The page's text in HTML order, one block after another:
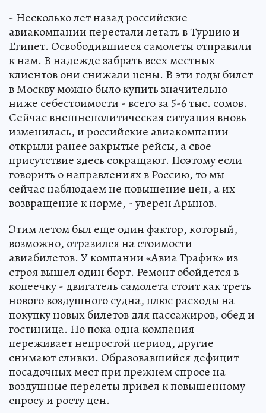
- Несколько лет назад российские
авиакомпании перестали летать в Турцию и
Египет. Освободившиеся самолеты отправили
к нам. В надежде забрать всех местных
клиентов они снижали цены. В эти годы билет
в Москву можно было купить значительно
ниже себестоимости - всего за 5-6 тыс. сомов.
Сейчас внешнеполитическая ситуация вновь
изменилась, и российские авиакомпании
открыли ранее закрытые рейсы, а свое
присутствие здесь сокращают. Поэтому если
говорить о направлениях в Россию, то мы
сейчас наблюдаем не повышение цен, а их
возвращение к норме, - уверен Арынов.
Этим летом был еще один фактор, который,
возможно, отразился на стоимости
авиабилетов. У компании «Авиа Трафик» из
строя вышел один борт. Ремонт обойдется в
копеечку - двигатель самолета стоит как треть
нового воздушного судна, плюс расходы на
покупку новых билетов для пассажиров, обед и
гостиница. Но пока одна компания
переживает непростой период, другие
снимают сливки. Образовавшийся дефицит
посадочных мест при прежнем спросе на
воздушные перелеты привел к повышенному
спросу и росту цен.